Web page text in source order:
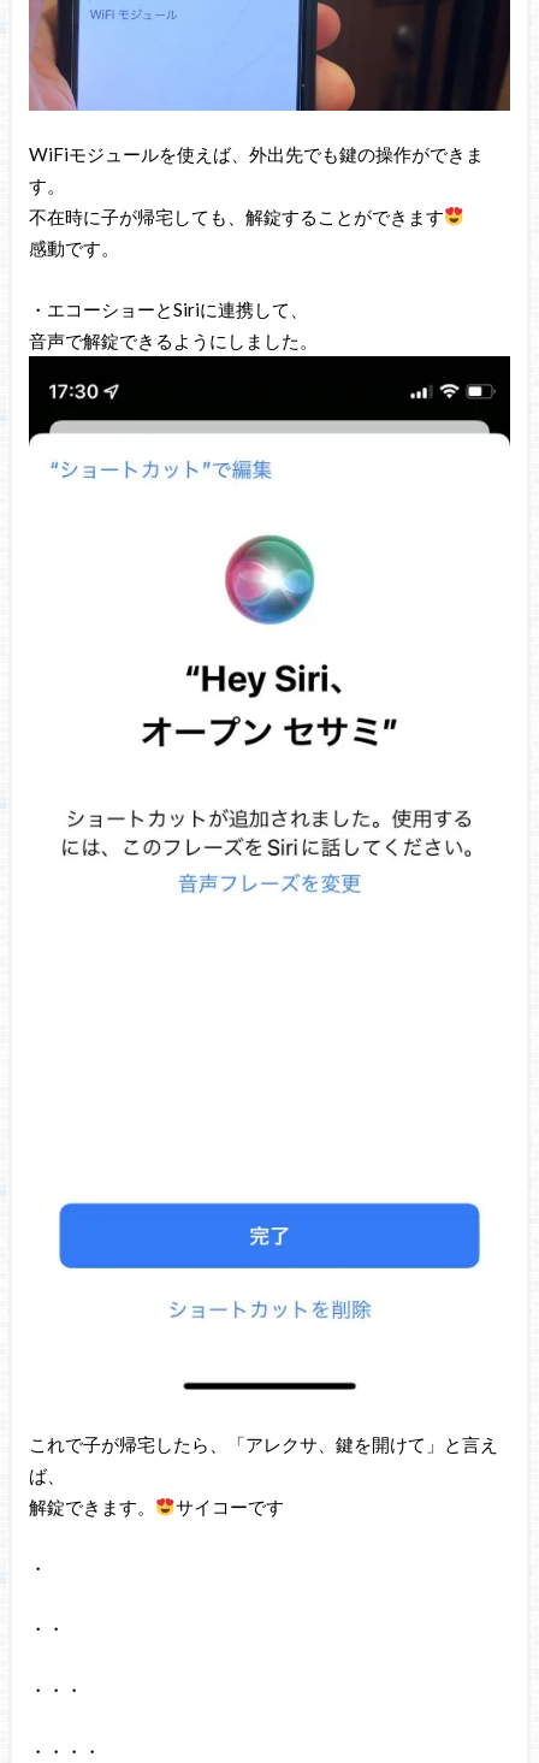
WiFiモジュールを使えば、外出先でも鍵の操作ができま
す。
不在時に子が帰宅しても、解錠することができます
感動です。
・エコーショーとSiriに連携して、
音声で解錠できるようにしました。
これで子が帰宅したら、「アレクサ、鍵を開けて」と言え
ば、
解錠できます。
サイコーです
・
・・
・・・
・・・・